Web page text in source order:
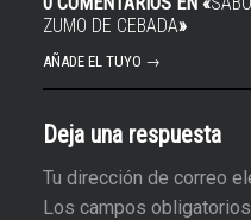
ZUMO DE CEBADA»
AÑADE EL TUYO →
Deja una respuesta
Tu dirección de correo
Los campos